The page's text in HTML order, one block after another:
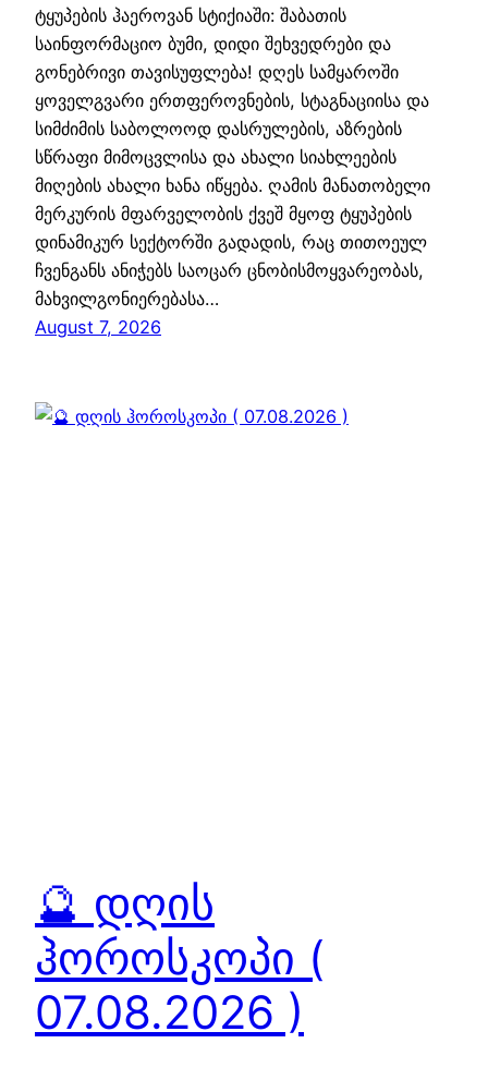
ტყუპების ჰაეროვან სტიქიაში: შაბათის
საინფორმაციო ბუმი, დიდი შეხვედრები და
გონებრივი თავისუფლება! დღეს სამყაროში
ყოველგვარი ერთფეროვნების, სტაგნაციისა და
სიმძიმის საბოლოოდ დასრულების, აზრების
სწრაფი მიმოცვლისა და ახალი სიახლეების
მიღების ახალი ხანა იწყება. ღამის მანათობელი
მერკურის მფარველობის ქვეშ მყოფ ტყუპების
დინამიკურ სექტორში გადადის, რაც თითოეულ
ჩვენგანს ანიჭებს საოცარ ცნობისმოყვარეობას,
მახვილგონიერებასა…
August 7, 2026
🔮 დღის
ჰოროსკოპი (
07.08.2026 )